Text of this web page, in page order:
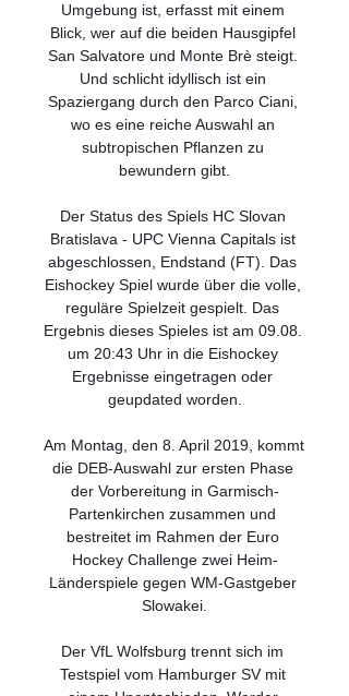
Umgebung ist, erfasst mit einem
Blick, wer auf die beiden Hausgipfel
San Salvatore und Monte Brè steigt.
Und schlicht idyllisch ist ein
Spaziergang durch den Parco Ciani,
wo es eine reiche Auswahl an
subtropischen Pflanzen zu
bewundern gibt.
Der Status des Spiels HC Slovan
Bratislava - UPC Vienna Capitals ist
abgeschlossen, Endstand (FT). Das
Eishockey Spiel wurde über die volle,
reguläre Spielzeit gespielt. Das
Ergebnis dieses Spieles ist am 09.08.
um 20:43 Uhr in die Eishockey
Ergebnisse eingetragen oder
geupdated worden.
Am Montag, den 8. April 2019, kommt
die DEB-Auswahl zur ersten Phase
der Vorbereitung in Garmisch-
Partenkirchen zusammen und
bestreitet im Rahmen der Euro
Hockey Challenge zwei Heim-
Länderspiele gegen WM-Gastgeber
Slowakei.
Der VfL Wolfsburg trennt sich im
Testspiel vom Hamburger SV mit